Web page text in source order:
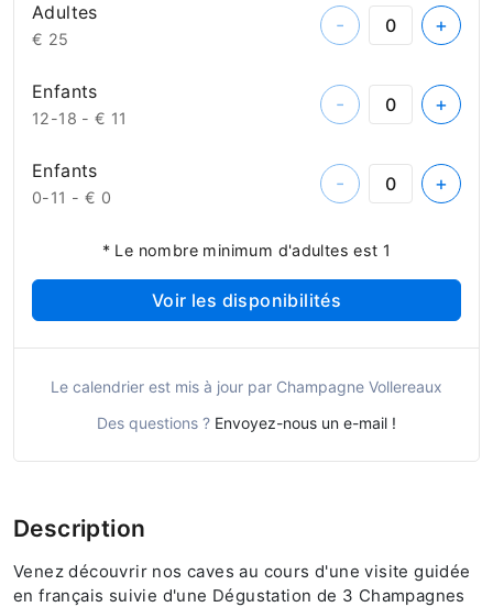
Adultes
€ 25
- +
Enfants
12-18 -€ 11
- +
Enfants
0-11 - € 0
- +
* Le nombre minimum d'adultes est 1
Voir les disponibilités
Le calendrier est mis à jour par Champagne Vollereaux
Des questions ? Envoyez-nous un e-mail !
Description
Venez découvrir nos caves au cours d'une visite guidée
en français suivie d'une Dégustation de 3 Champagnes